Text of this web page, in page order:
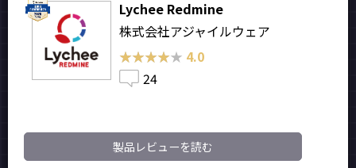
Lychee Redmine
株式会社アジャイルウェア
★★★★★
★★★★★ 4.0
24
製品レビューを読む